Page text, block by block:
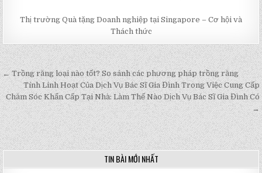
Thị trường Quà tặng Doanh nghiệp tại Singapore – Cơ hội và
Thách thức
Post
navigation
← Trồng răng loại nào tốt? So sánh các phương pháp trồng răng
Tính Linh Hoạt Của Dịch Vụ Bác Sĩ Gia Đình Trong Việc Cung Cấp
Chăm Sóc Khẩn Cấp Tại Nhà: Làm Thế Nào Dịch Vụ Bác Sĩ Gia Đình Có
→
TIN BÀI MỚI NHẤT